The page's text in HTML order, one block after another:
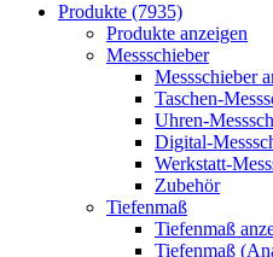
Produkte (7935)
Produkte anzeigen
Messschieber
Messschieber
Taschen-
Uhren-
Digital-
Werkstatt-
Zubehör
Tiefenmaß
Tiefenmaß
Tiefenmaß